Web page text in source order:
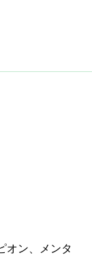
オン、メンタ